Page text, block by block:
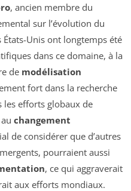
, ancien membre du
sur l’évolution du
États-Unis ont longtemps été
dans ce domaine, à la
de modélisation
fort dans la recherche
efforts globaux de
changement
de considérer que d’autres
pourraient aussi
, ce qui aggraverait
aux efforts mondiaux.